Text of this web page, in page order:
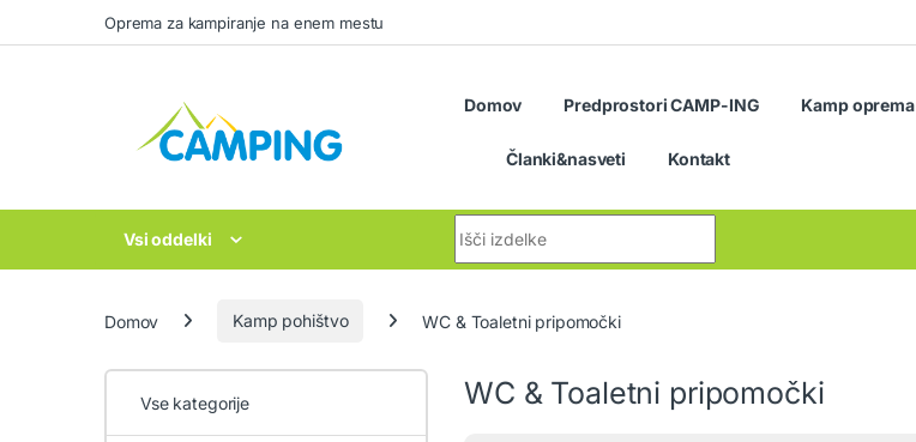
Skip to navigation
Skip to contentOprema za kampiranje na enem mestu
Domov Predprostori CAMP-ING Kamp oprema
Članki&nasveti Kontakt
Vsi oddelki
Domov Kamp pohištvo WC & Toaletni pripomočki
WC & Toaletni pripomočki
Vse kategorije